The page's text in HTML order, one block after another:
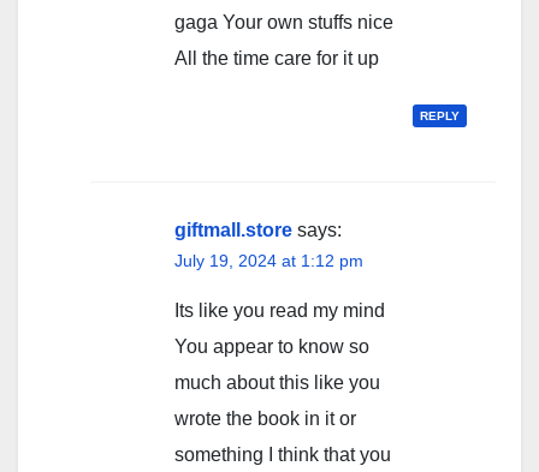
gaga Your own stuffs nice
All the time care for it up
REPLY
giftmall.store says:
July 19, 2024 at 1:12 pm
Its like you read my mind
You appear to know so
much about this like you
wrote the book in it or
something I think that you